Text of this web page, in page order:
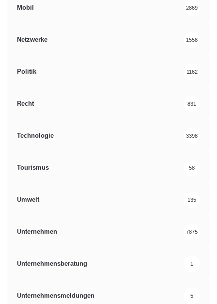
Mobil 2869
Netzwerke 1558
Politik 1162
Recht 831
Technologie 3398
Tourismus 58
Umwelt 135
Unternehmen 7875
Unternehmensberatung 1
Unternehmensmeldungen 5